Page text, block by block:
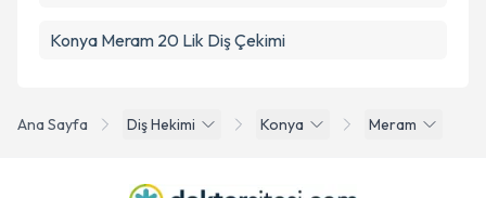
Ana Sayfa Diş Hekimi Konya Meram
Konya Meram 20 Lik Diş Çekimi